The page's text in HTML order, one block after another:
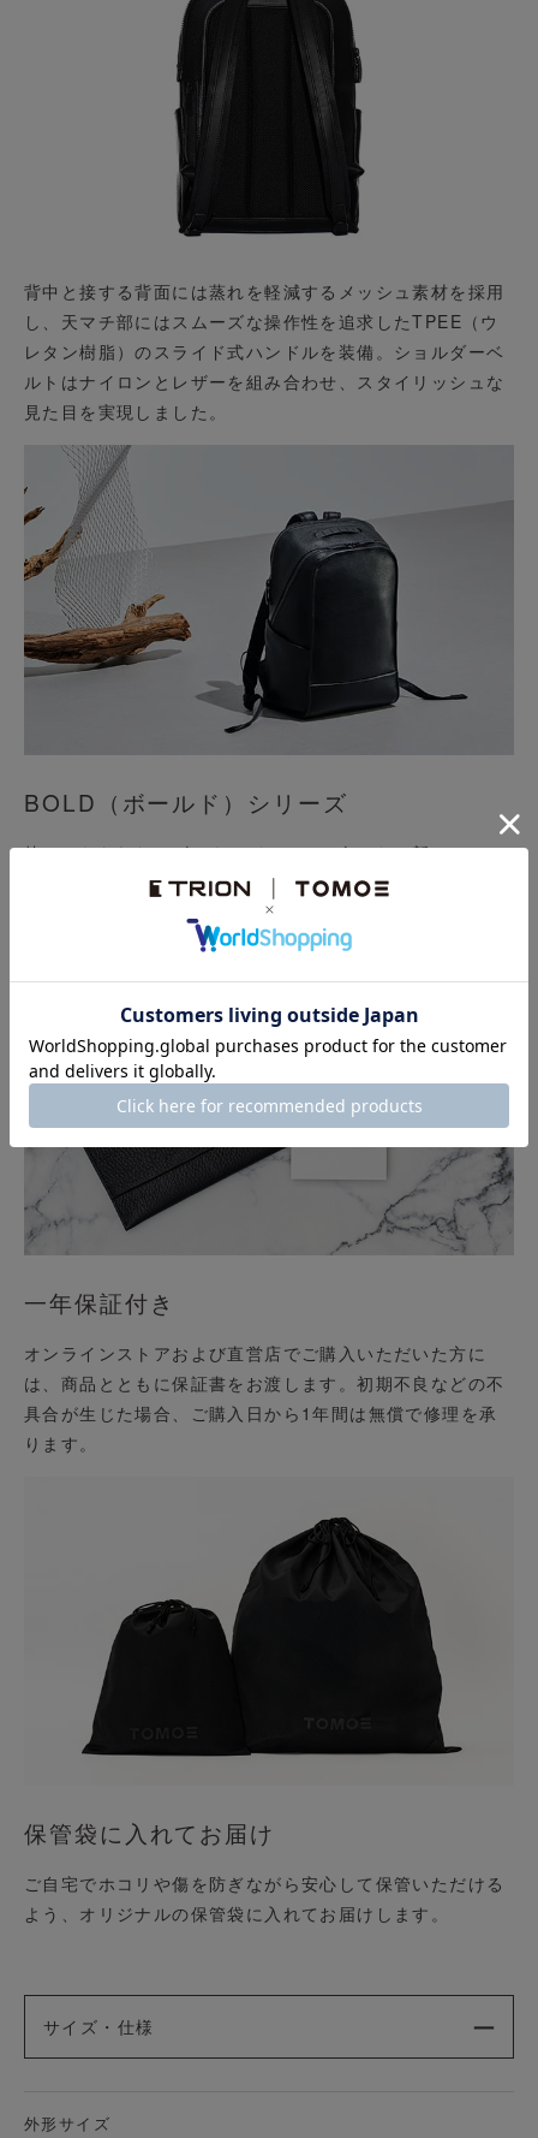
背中と接する背面には蒸れを軽減するメッシュ素材を採用
し、天マチ部にはスムーズな操作性を追求したTPEE（ウ
レタン樹脂）のスライド式ハンドルを装備。ショルダーベ
ルトはナイロンとレザーを組み合わせ、スタイリッシュな
見た目を実現しました。
BOLD（ボールド）シリーズ
枠にとらわれないビジネスパーソンに向けた、新しいワー
クスタイルの提案。肉厚のシボ革が、上質で重厚感を醸し
一年保証付き
オンラインストアおよび直営店でご購入いただいた方に
は、商品とともに保証書をお渡します。初期不良などの不
具合が生じた場合、ご購入日から1年間は無償で修理を承
ります。
保管袋に入れてお届け
ご自宅でホコリや傷を防ぎながら安心して保管いただける
よう、オリジナルの保管袋に入れてお届けします。
サイズ・仕様
外形サイズ